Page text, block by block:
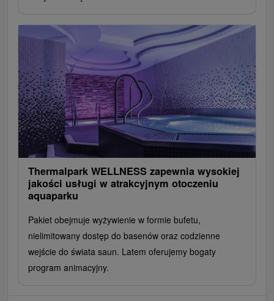
Thermalpark WELLNESS zapewnia wysokiej
jakości usługi w atrakcyjnym otoczeniu
aquaparku
Pakiet obejmuje wyżywienie w formie bufetu,
nielimitowany dostęp do basenów oraz codzienne
wejście do świata saun. Latem oferujemy bogaty
program animacyjny.